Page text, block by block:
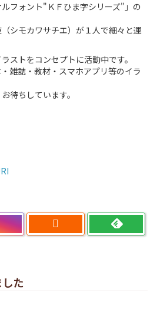
フォント"ＫＦひま字シリーズ"」の
シモカワサチエ）が１人で細々と運
ストをコンセプトに活動中です。
雑誌・教材・スマホアプリ等のイラ
待ちしています。

た